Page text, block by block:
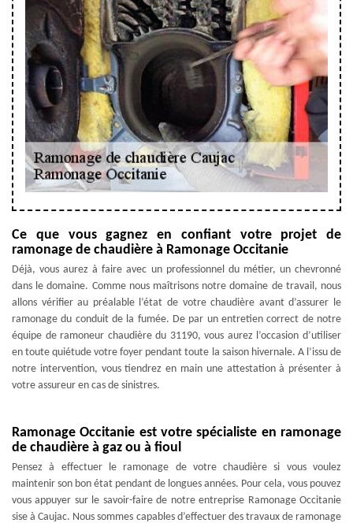
Ce que vous gagnez en confiant votre projet de
ramonage de chaudière à Ramonage Occitanie
Déjà, vous aurez à faire avec un professionnel du métier, un chevronné
dans le domaine. Comme nous maîtrisons notre domaine de travail, nous
allons vérifier au préalable l’état de votre chaudière avant d’assurer le
ramonage du conduit de la fumée. De par un entretien correct de notre
équipe de ramoneur chaudière du 31190, vous aurez l’occasion d’utiliser
en toute quiétude votre foyer pendant toute la saison hivernale. A l’issu de
notre intervention, vous tiendrez en main une attestation à présenter à
votre assureur en cas de sinistres.
Ramonage Occitanie est votre spécialiste en ramonage
de chaudière à gaz ou à fioul
Pensez à effectuer le ramonage de votre chaudière si vous voulez
maintenir son bon état pendant de longues années. Pour cela, vous pouvez
vous appuyer sur le savoir-faire de notre entreprise Ramonage Occitanie
sise à Caujac. Nous sommes capables d’effectuer des travaux de ramonage